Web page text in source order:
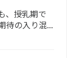
・かび・その他
グを行っていま
の方、初め
、授乳期で
待の入り混...